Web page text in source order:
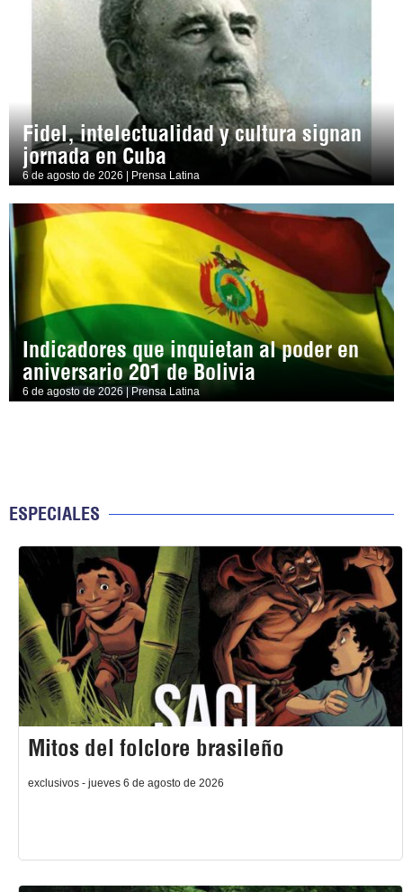
Fidel, intelectualidad y cultura signan
jornada en Cuba
6 de agosto de 2026 | Prensa Latina
Indicadores que inquietan al poder en
aniversario 201 de Bolivia
6 de agosto de 2026 | Prensa Latina
ESPECIALES
Mitos del folclore brasileño
exclusivos - jueves 6 de agosto de 2026